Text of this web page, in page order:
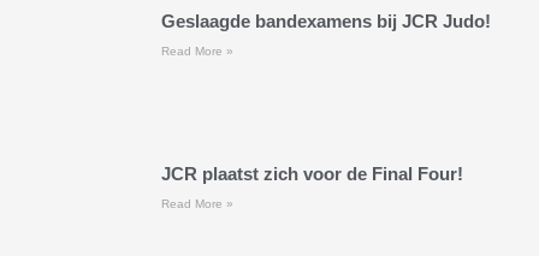
Geslaagde bandexamens bij JCR Judo!
Read More »
JCR plaatst zich voor de Final Four!
Read More »